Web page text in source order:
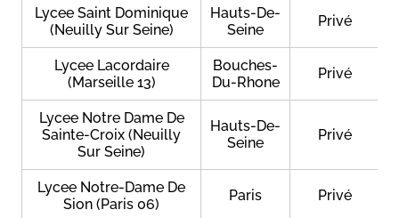
Lycee Saint Dominique
(Neuilly Sur Seine)
Hauts-De-
Seine
Privé
Lycee Lacordaire
(Marseille 13)
Bouches-
Du-Rhone
Privé
Lycee Notre Dame De
Sainte-Croix (Neuilly
Sur Seine)
Hauts-De-
Seine
Privé
Lycee Notre-Dame De
Sion (Paris 06)
Paris Privé